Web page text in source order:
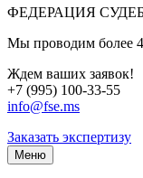
ФЕДЕРАЦИЯ
Мы проводим более
Ждем ваших заявок!
+7 (995) 100-33-55
info@fse.ms
Заказать экспертизу
Меню